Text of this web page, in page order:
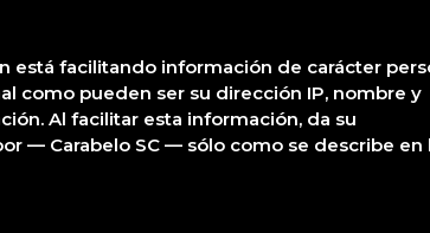
está facilitando información de carácter
como pueden ser su dirección IP, nombre y
Al facilitar esta información, da su
— Carabelo SC — sólo como se describe en